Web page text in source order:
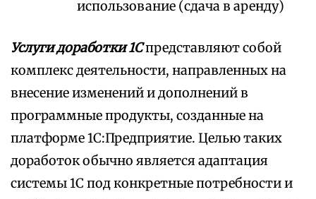
использование (сдача в аренду)
Услуги доработки 1Спредставляют собой
комплекс деятельности, направленных на
внесение изменений и дополнений в
программные продукты, созданные на
платформе 1С:Предприятие. Целью таких
доработок обычно является адаптация
системы 1С под конкретные потребности и